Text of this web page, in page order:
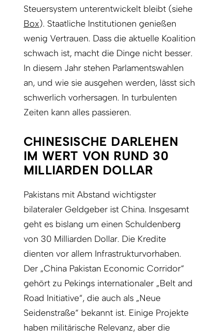
Steuersystem unterentwickelt bleibt (siehe
Box). Staatliche Institutionen genießen
wenig Vertrauen. Dass die aktuelle Koalition
schwach ist, macht die Dinge nicht besser.
In diesem Jahr stehen Parlamentswahlen
an, und wie sie ausgehen werden, lässt sich
schwerlich vorhersagen. In turbulenten
Zeiten kann alles passieren.
CHINESISCHE DARLEHEN
IM WERT VON RUND 30
MILLIARDEN DOLLAR
Pakistans mit Abstand wichtigster
bilateraler Geldgeber ist China. Insgesamt
geht es bislang um einen Schuldenberg
von 30 Milliarden Dollar. Die Kredite
dienten vor allem Infrastrukturvorhaben.
Der „China Pakistan Economic Corridor“
gehört zu Pekings internationaler „Belt and
Road Ini­tiative“, die auch als „Neue
Seidenstraße“ bekannt ist. Einige Projekte
haben militärische Relevanz, aber die